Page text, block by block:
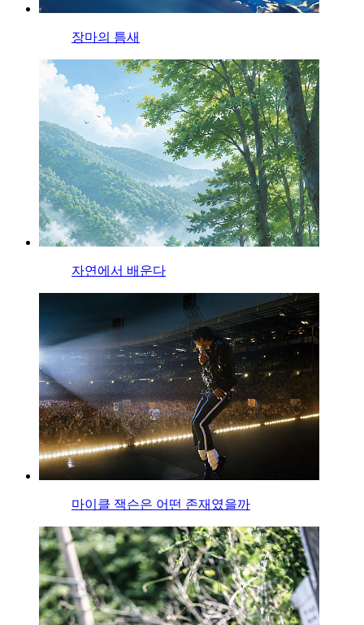
장마의 틈새
자연에서 배운다
마이클 잭슨은 어떤 존재였을까